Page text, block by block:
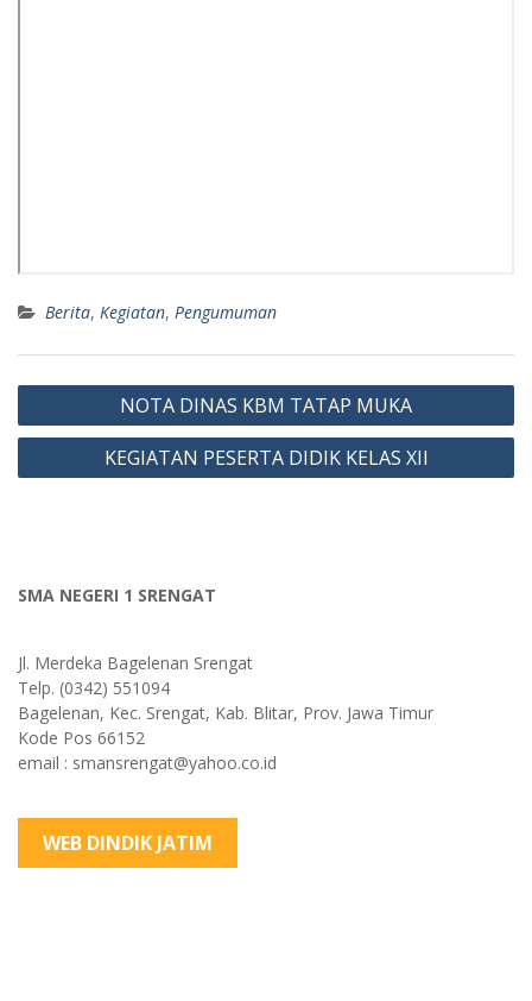
Berita, Kegiatan, Pengumuman
Post
navigation
NOTA DINAS KBM TATAP MUKA
KEGIATAN PESERTA DIDIK KELAS XII
SMA NEGERI 1 SRENGAT
Jl. Merdeka Bagelenan Srengat
Telp. (0342) 551094
Bagelenan, Kec. Srengat, Kab. Blitar, Prov. Jawa Timur
Kode Pos 66152
email : smansrengat@yahoo.co.id
WEB DINDIK JATIM